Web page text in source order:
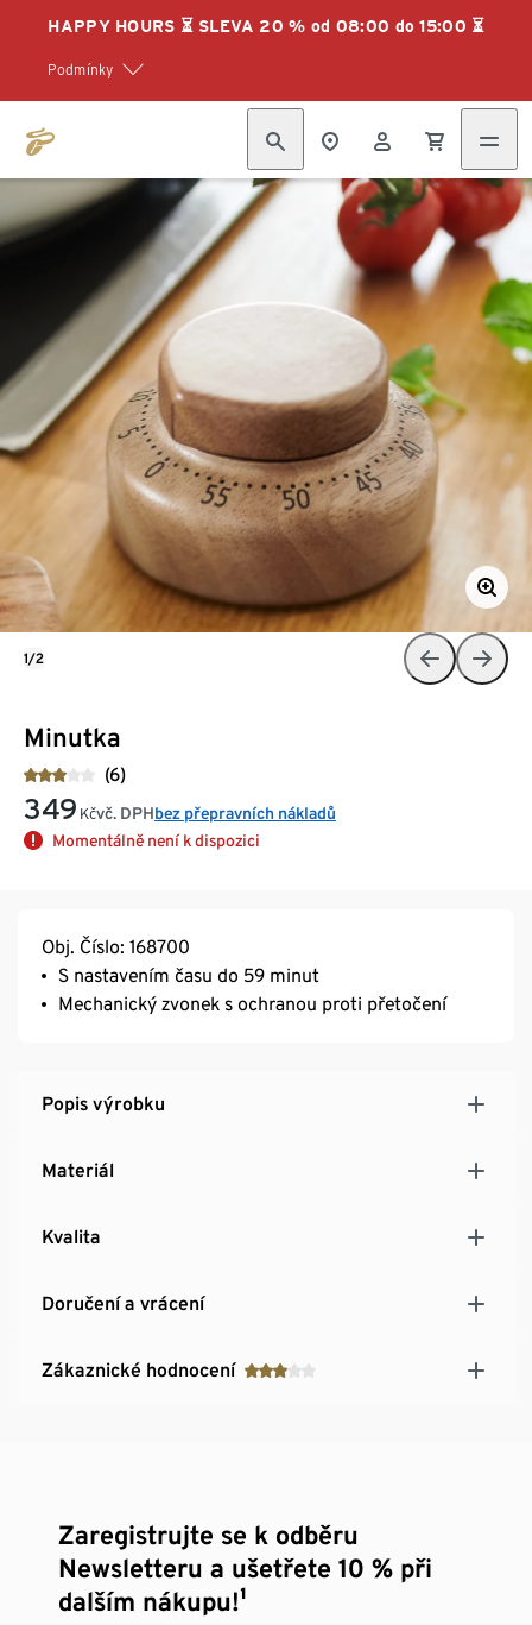
HAPPY HOURS ⏳ SLEVA 20 % od 08:00 do 15:00 ⏳
Podmínky
Minutka
(6)
349 Kčvč. DPHbez přepravních nákladů
Momentálně není k dispozici
1/2
Obj. Číslo: 168700
S nastavením času do 59 minut
Mechanický zvonek s ochranou proti přetočení
Popis výrobku
Materiál
Kvalita
Doručení a vrácení
Zákaznické hodnocení
Zaregistrujte se k odběru
Newsletteru a ušetřete 10 % při
dalším nákupu!¹